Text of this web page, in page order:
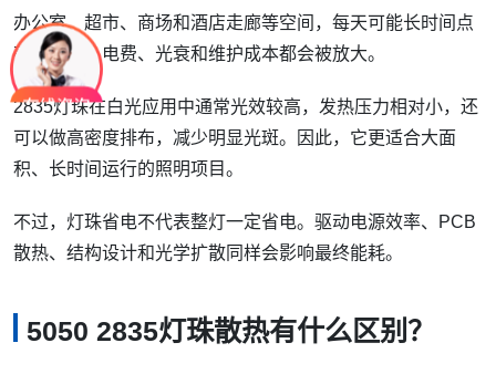
办公室、超市、商场和酒店走廊等空间，每天可能长时间点
亮。此时，电费、光衰和维护成本都会被放大。
2835灯珠在白光应用中通常光效较高，发热压力相对小，还
可以做高密度排布，减少明显光斑。因此，它更适合大面
积、长时间运行的照明项目。
不过，灯珠省电不代表整灯一定省电。驱动电源效率、PCB
散热、结构设计和光学扩散同样会影响最终能耗。
5050 2835灯珠散热有什么区别？